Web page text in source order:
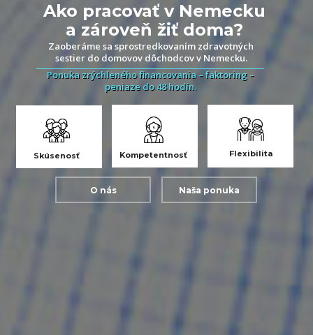
Ako pracovať v Nemecku
a zároveň žiť doma?
Ponuka zrýchleného financovania – faktoring –
peniaze do 48 hodín.
Skúsenosť Kompetentnosť Flexibilita
O nás Naša ponuka
Zaoberáme sa sprostredkovaním zdravotných
sestier do domovov dôchodcov v Nemecku.